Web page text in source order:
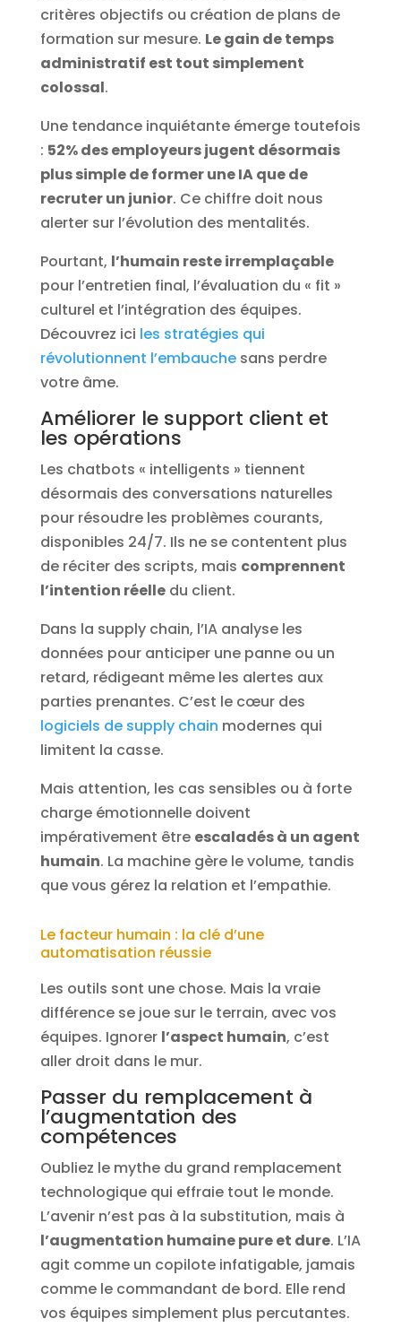
critères objectifs ou création de plans de
formation sur mesure. Le gain de temps
administratif est tout simplement
colossal.
Une tendance inquiétante émerge toutefois
: 52% des employeurs jugent désormais
plus simple de former une IA que de
recruter un junior. Ce chiffre doit nous
alerter sur l’évolution des mentalités.
Pourtant, l’humain reste irremplaçable
pour l’entretien final, l’évaluation du « fit »
culturel et l’intégration des équipes.
Découvrez ici les stratégies qui
révolutionnent l’embauchesans perdre
votre âme.
Améliorer le support client et
les opérations
Les chatbots « intelligents » tiennent
désormais des conversations naturelles
pour résoudre les problèmes courants,
disponibles 24/7. Ils ne se contentent plus
de réciter des scripts, mais comprennent
l’intention réelledu client.
Dans la supply chain, l’IA analyse les
données pour anticiper une panne ou un
retard, rédigeant même les alertes aux
parties prenantes. C’est le cœur des
logiciels de supply chain modernes qui
limitent la casse.
Mais attention, les cas sensibles ou à forte
charge émotionnelle doivent
impérativement être escaladés à un agent
humain. La machine gère le volume, tandis
que vous gérez la relation et l’empathie.
Le facteur humain : la clé d’une
automatisation réussie
Les outils sont une chose. Mais la vraie
différence se joue sur le terrain, avec vos
équipes. Ignorer l’aspect humain, c’est
aller droit dans le mur.
Passer du remplacement à
l’augmentation des
compétences
Oubliez le mythe du grand remplacement
technologique qui effraie tout le monde.
L’avenir n’est pas à la substitution, mais à
l’augmentation humaine pure et dure. L’IA
agit comme un copilote infatigable, jamais
comme le commandant de bord. Elle rend
vos équipes simplement plus percutantes.